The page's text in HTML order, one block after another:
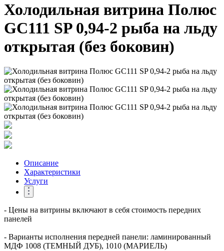
Холодильная витрина Полюс
GC111 SP 0,94-2 рыба на льду
открытая (без боковин)
Описание
Характеристики
Услуги
- Цены на витрины включают в себя стоимость передних
панелей
- Варианты исполнения передней панели: ламинированный
МДФ 1008 (ТЕМНЫЙ ДУБ), 1010 (МАРИЕЛЬ)